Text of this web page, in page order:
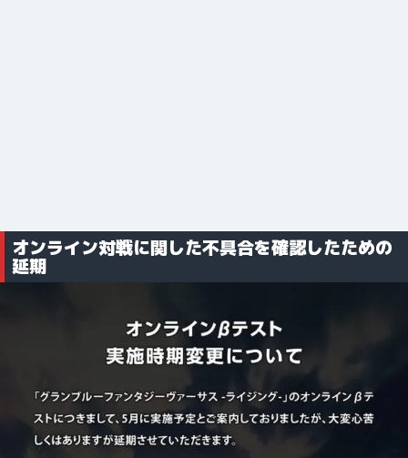
オンライン対戦に関した不具合を確認したための
延期